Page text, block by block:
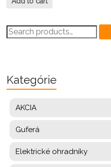
Search
for:
Kategórie
AKCIA
Guferá
Elektrické ohradníky